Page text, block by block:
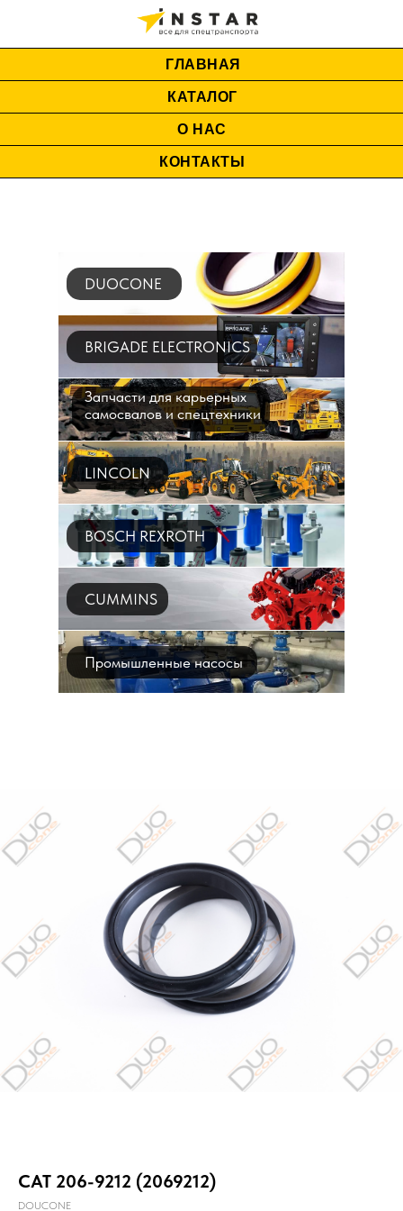
ГЛАВНАЯ
КАТАЛОГ
О НАС
КОНТАКТЫ
DUOCONE
BRIGADE ELECTRONICS
Запчасти для карьерных
самосвалов и спецтехники
LINCOLN
BOSCH REXROTH
CUMMINS
Промышленные насосы
CAT 206-9212 (2069212)
DOUCONE